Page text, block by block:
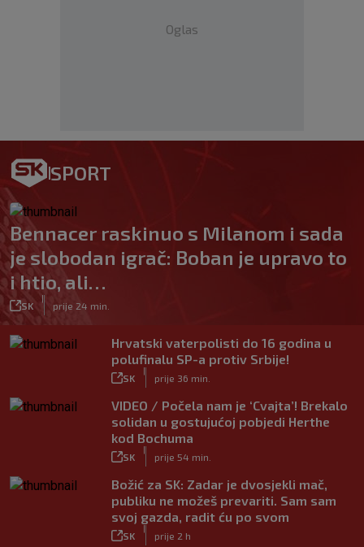
Oglas
SPORT
Bennacer raskinuo s Milanom i sada
je slobodan igrač: Boban je upravo to
i htio, ali…
SK prije 24 min.
Hrvatski vaterpolisti do 16 godina u
polufinalu SP-a protiv Srbije!
SK prije 36 min.
VIDEO / Počela nam je ‘Cvajta’! Brekalo
solidan u gostujućoj pobjedi Herthe
kod Bochuma
SK prije 54 min.
Božić za SK: Zadar je dvosjekli mač,
publiku ne možeš prevariti. Sam sam
svoj gazda, radit ću po svom
SK prije 2 h